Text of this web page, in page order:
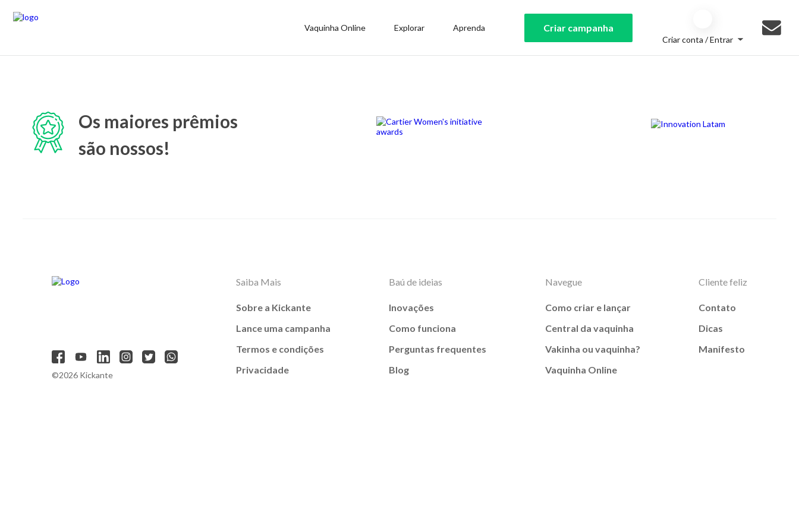
Vaquinha Online Explorar Aprenda Criar campanha
Criar conta / Entrar
Os maiores prêmios
são nossos!
©2026 Kickante
Saiba Mais
Sobre a Kickante
Lance uma campanha
Termos e condições
Privacidade
Baú de ideias
Inovações
Como funciona
Perguntas frequentes
Blog
Navegue
Como criar e lançar
Central da vaquinha
Vakinha ou vaquinha?
Vaquinha Online
Cliente feliz
Contato
Dicas
Manifesto